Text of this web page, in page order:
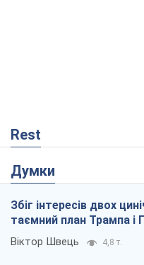
Rest
Думки
Збіг інтересів двох
таємний план Трампа і
Віктор Швець 4,8 т.